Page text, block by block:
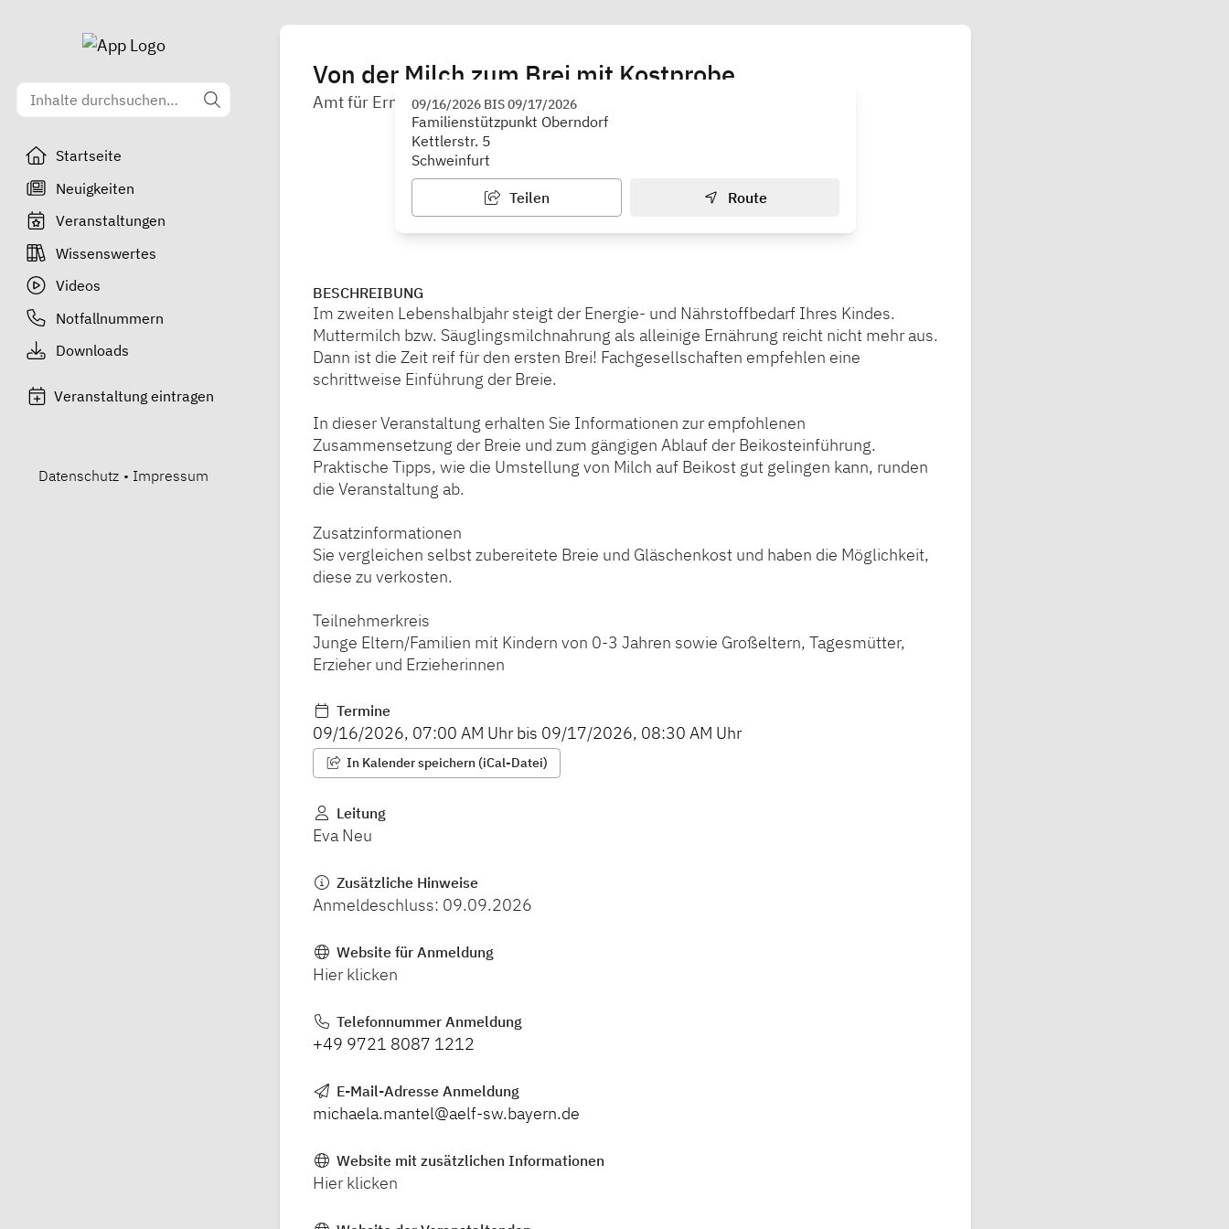
Startseite
Neuigkeiten
Veranstaltungen
Wissenswertes
Videos
Notfallnummern
Downloads
Veranstaltung eintragen
Datenschutz • Impressum
Von der Milch zum Brei mit Kostprobe
Amt für Ernährung, Landwirtschaft und Forsten Schweinfurt
09/16/2026 BIS09/17/2026
Familienstützpunkt Oberndorf
Kettlerstr. 5
Schweinfurt
Teilen Route
BESCHREIBUNG
Im zweiten Lebenshalbjahr steigt der Energie- und Nährstoffbedarf Ihres Kindes.
Muttermilch bzw. Säuglingsmilchnahrung als alleinige Ernährung reicht nicht mehr aus.
Dann ist die Zeit reif für den ersten Brei! Fachgesellschaften empfehlen eine
schrittweise Einführung der Breie.
In dieser Veranstaltung erhalten Sie Informationen zur empfohlenen
Zusammensetzung der Breie und zum gängigen Ablauf der Beikosteinführung.
Praktische Tipps, wie die Umstellung von Milch auf Beikost gut gelingen kann, runden
die Veranstaltung ab.
Zusatzinformationen
Sie vergleichen selbst zubereitete Breie und Gläschenkost und haben die Möglichkeit,
diese zu verkosten.
Teilnehmerkreis
Junge Eltern/Familien mit Kindern von 0-3 Jahren sowie Großeltern, Tagesmütter,
Erzieher und Erzieherinnen
Termine
09/16/2026, 07:00 AM Uhr bis 09/17/2026, 08:30 AM Uhr
In Kalender speichern (iCal-Datei)
Leitung
Eva Neu
Zusätzliche Hinweise
Anmeldeschluss: 09.09.2026
Website für Anmeldung
Hier klicken
Telefonnummer Anmeldung
+49 9721 8087 1212
E-Mail-Adresse Anmeldung
michaela.mantel@aelf-sw.bayern.de
Website mit zusätzlichen Informationen
Hier klicken